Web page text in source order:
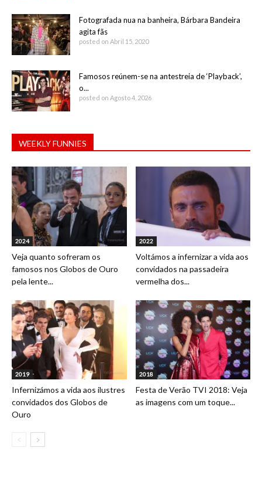
Fotografada nua na banheira, Bárbara Bandeira
agita fãs
posted on Abril 15, 2020
Famosos reúnem-se na antestreia de ‘Playback’,
o...
posted on Agosto 4, 2026
WEEKLY FUNNIES
2024
Veja quanto sofreram os
famosos nos Globos de Ouro
pela lente...
2022
Voltámos a infernizar a vida aos
convidados na passadeira
vermelha dos...
2019
Infernizámos a vida aos ilustres
convidados dos Globos de
Ouro
2018
Festa de Verão TVI 2018: Veja
as imagens com um toque...